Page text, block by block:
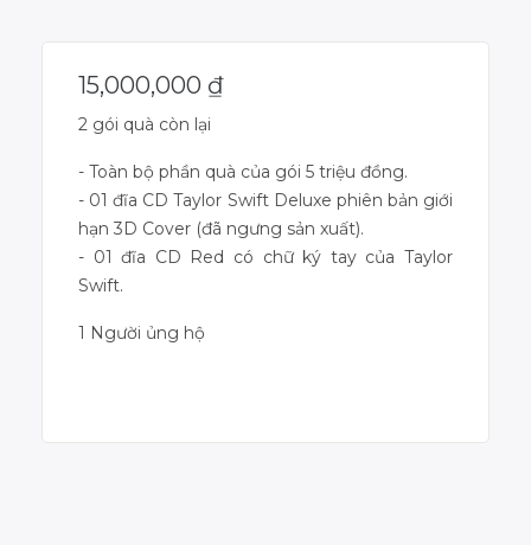
15,000,000 ₫
2 gói quà còn lại
- Toàn bộ phần quà của gói 5 triệu đồng.
- 01 đĩa CD Taylor Swift Deluxe phiên bản giới
hạn 3D Cover (đã ngưng sản xuất).
- 01 đĩa CD Red có chữ ký tay của Taylor
Swift.
1 Người ủng hộ